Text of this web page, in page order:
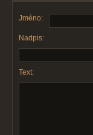
Jméno:
Nadpis:
Text: